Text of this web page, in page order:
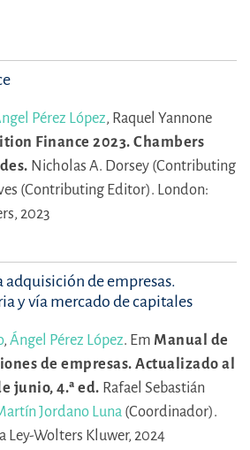
Pérez López, Raquel Yannone
Finance 2023. Chambers
Nicholas A. Dorsey (Contributing
(Contributing Editor). London:
2023
adquisición de empresas.
y vía mercado de capitales
, Ángel Pérez López. Em Manual de
de empresas. Actualizado al
junio, 4.ª ed. Rafael Sebastián
Jordano Luna (Coordinador).
Ley-Wolters Kluwer, 2024